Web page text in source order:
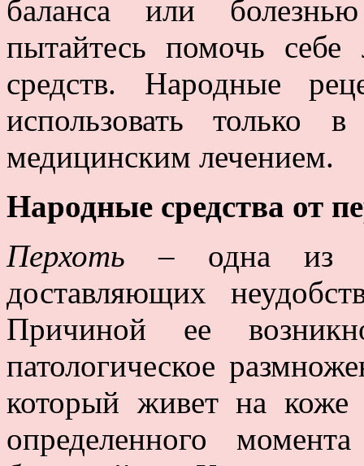
баланса или
пытайтесь помочь
средств. Народные
использовать только
медицинским лечением.
Народные средства от
Перхоть – одна из
доставляющих
Причиной ее
патологическое
который живет на коже
определенного